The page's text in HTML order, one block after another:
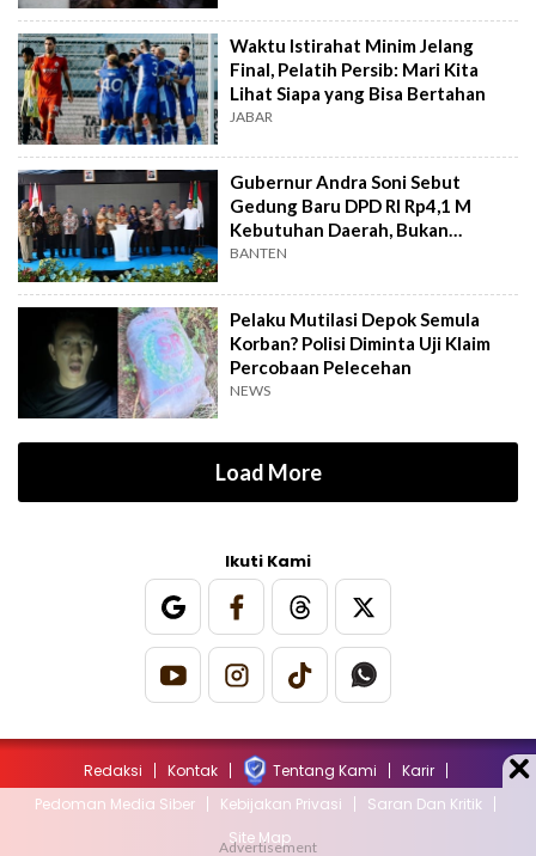
Waktu Istirahat Minim Jelang
Final, Pelatih Persib: Mari Kita
Lihat Siapa yang Bisa Bertahan
JABAR
Gubernur Andra Soni Sebut
Gedung Baru DPD RI Rp4,1 M
Kebutuhan Daerah, Bukan
Senator
BANTEN
Pelaku Mutilasi Depok Semula
Korban? Polisi Diminta Uji Klaim
Percobaan Pelecehan
NEWS
Load More
Ikuti Kami
Redaksi Kontak Tentang Kami
Karir
Pedoman Media Siber
Kebijakan Privasi
Saran Dan Kritik
Site Map